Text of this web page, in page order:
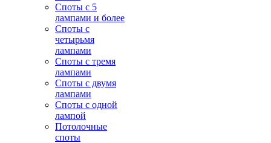
Споты с 5
лампами и более
Споты с
четырьмя
лампами
Споты с тремя
лампами
Споты с двумя
лампами
Споты с одной
лампой
Потолочные
споты